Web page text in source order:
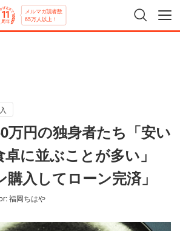
メルマガ読者数
65万人以上！
万円の独身者たち「安い
に並ぶことが多い」
購入してローン完済」
福岡ちはや